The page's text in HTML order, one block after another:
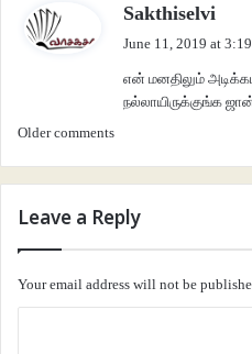
navigation
Sakthiselvi
s
:
June 11, 2019 at
என் மனதிலும்
நல்லாயிருக்குங்க
Comments
navigation
Older comments
Leave a Reply
Your email address will not be